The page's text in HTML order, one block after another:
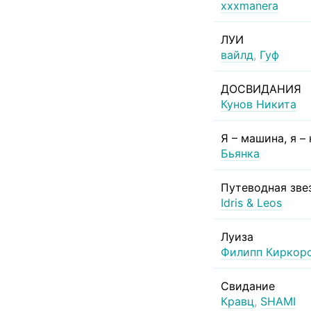
xxxmanera
ЛУИ
вайлд, Гуф
ДОСВИДАНИЯ
Кунов Никита
Я – машина, я –
Бьянка
Путеводная
Idris & Leos
Луиза
Филипп
Свидание
Кравц, SHAMI